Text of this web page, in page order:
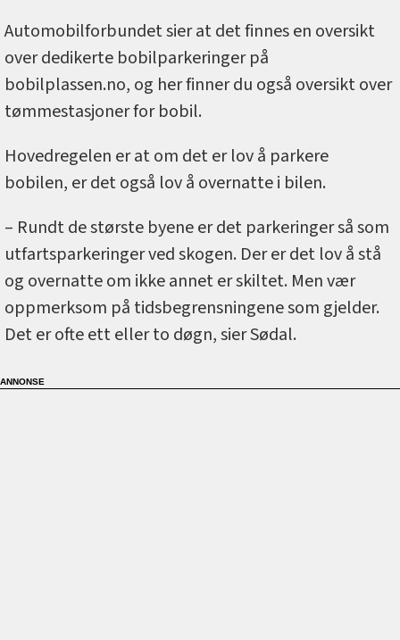
Automobilforbundet sier at det finnes en oversikt
over dedikerte bobilparkeringer på
bobilplassen.no, og her finner du også oversikt over
tømmestasjoner for bobil.
Hovedregelen er at om det er lov å parkere
bobilen, er det også lov å overnatte i bilen.
– Rundt de største byene er det parkeringer så som
utfartsparkeringer ved skogen. Der er det lov å stå
og overnatte om ikke annet er skiltet. Men vær
oppmerksom på tidsbegrensningene som gjelder.
Det er ofte ett eller to døgn, sier Sødal.